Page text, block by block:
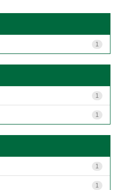
1
1
1
1
1